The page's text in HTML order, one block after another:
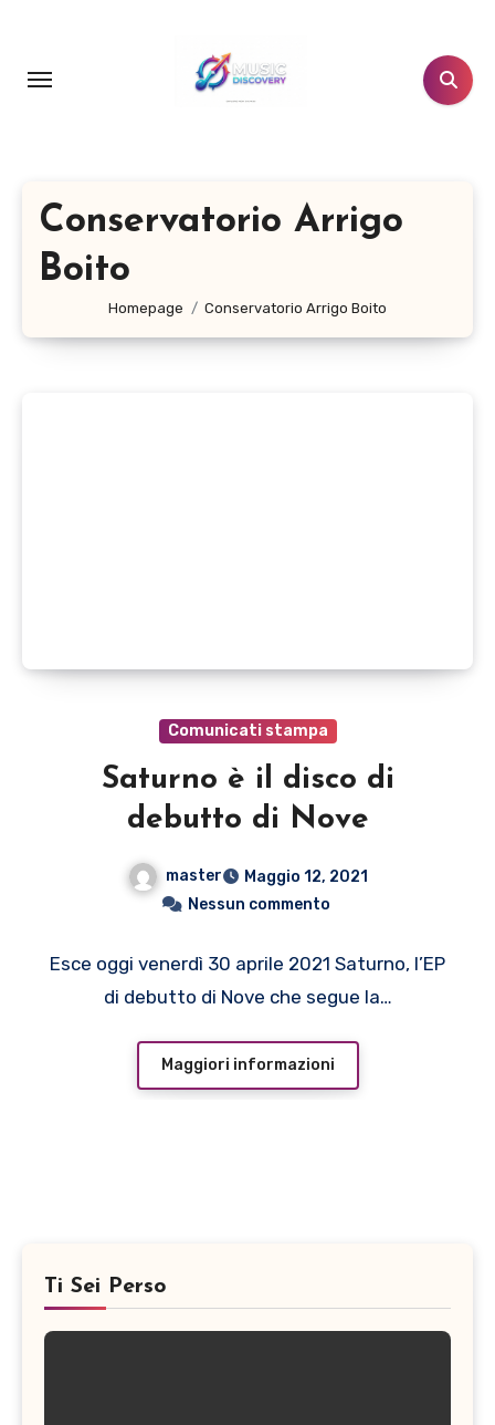
contenuto
Conservatorio Arrigo
Boito
Homepage Conservatorio Arrigo Boito
Comunicati stampa
Saturno è il disco di
debutto di Nove
master
Maggio 12, 2021
Nessun commento
Esce oggi venerdì 30 aprile 2021 Saturno, l’EP
di debutto di Nove che segue la…
Maggiori informazioni
Ti Sei Perso